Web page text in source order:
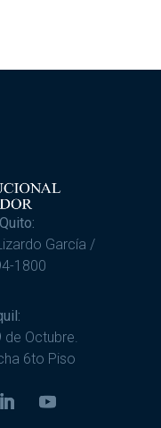
García /
1800
de Octubre.
6to Piso